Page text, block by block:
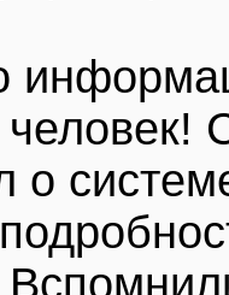
человек!
о